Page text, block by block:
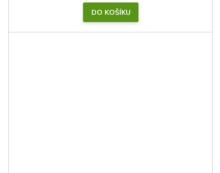
DO KOŠÍKU